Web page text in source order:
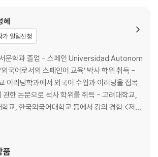
58
60
ayer? 어제 너는 뭐 했니?
70
80 · Gramatica y Ejercicios 82
nacio usted? 당신은 언제 태어났나요?
94
102
혜
가 알림신청
문학과 졸업 - 스페인 Universidad Autonom
국어로서의 스페인어 교육’ 박사 학위 취득 -
이러닝학과에서 외국어 수업과 이러닝을 접목
학위를 취득 - 고려대학교,
, 한국외국어대학교 등에서 강의 경험 <저서
회화 I Conversacion (공저, 2018, 전라남도교
품